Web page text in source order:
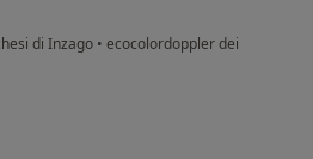
di Inzago • ecocolordoppler dei
L.P.